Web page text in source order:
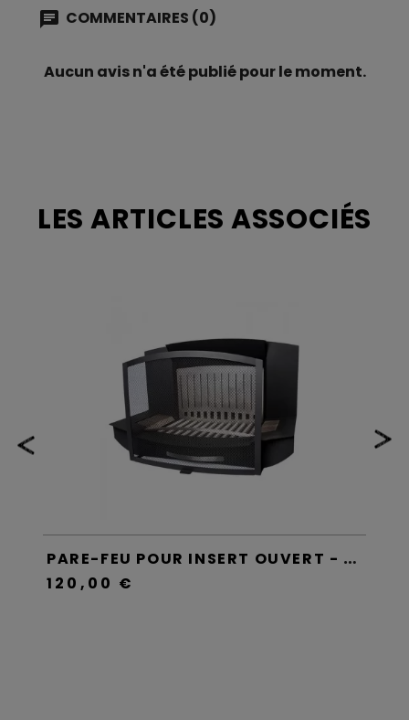
COMMENTAIRES (0)
Aucun avis n'a été publié pour le moment.
LES ARTICLES ASSOCIÉS
PARE-FEU POUR INSERT OUVERT - FINOPTIM
120,00 €